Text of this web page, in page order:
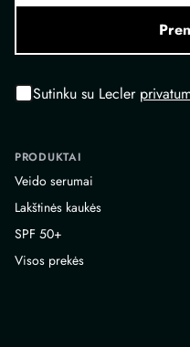
Sutinku su Lecler
PRODUKTAI
Veido serumai
Lakštinės kaukės
SPF 50+
Visos prekės